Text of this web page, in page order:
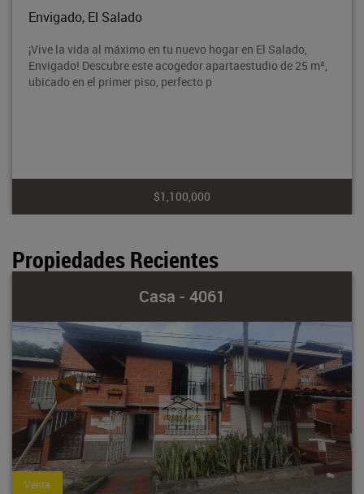
Envigado, El Salado
¡Vive la vida al máximo en tu nuevo hogar en El Salado,
Envigado! Descubre este acogedor apartaestudio de 25 m²,
ubicado en el primer piso, perfecto p
$1,100,000
Propiedades Recientes
Casa - 4061
Venta